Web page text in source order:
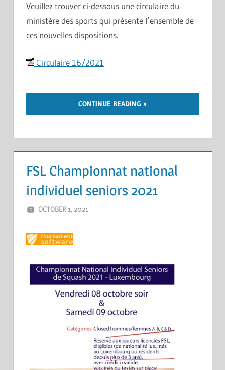
Veuillez trouver ci-dessous une circulaire du
ministère des sports qui présente l’ensemble de
ces nouvelles dispositions.
Circulaire 16/2021
CONTINUE READING
FSL Championnat national
individuel seniors 2021
OCTOBER 1, 2021